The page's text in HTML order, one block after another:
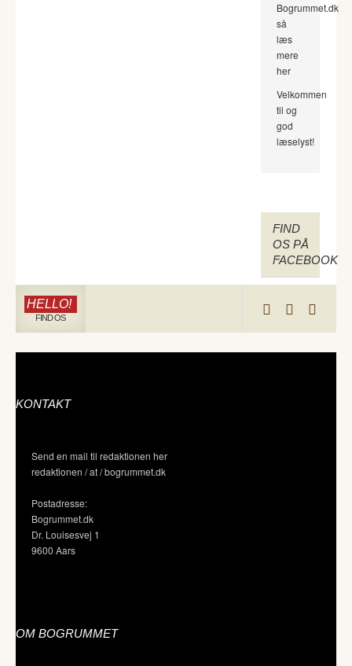
Bogrummet.dk
så
læs
mere
her
Velkommen
til og
god
læselyst!
FIND
OS PÅ
FACEBOOK
HELLO!
FIND OS
KONTAKT
Send en mail til redaktionen her
redaktionen / at / bogrummet.dk
Postadresse:
Bogrummet.dk
Dr. Louisesvej 1
9600 Aars
OM BOGRUMMET